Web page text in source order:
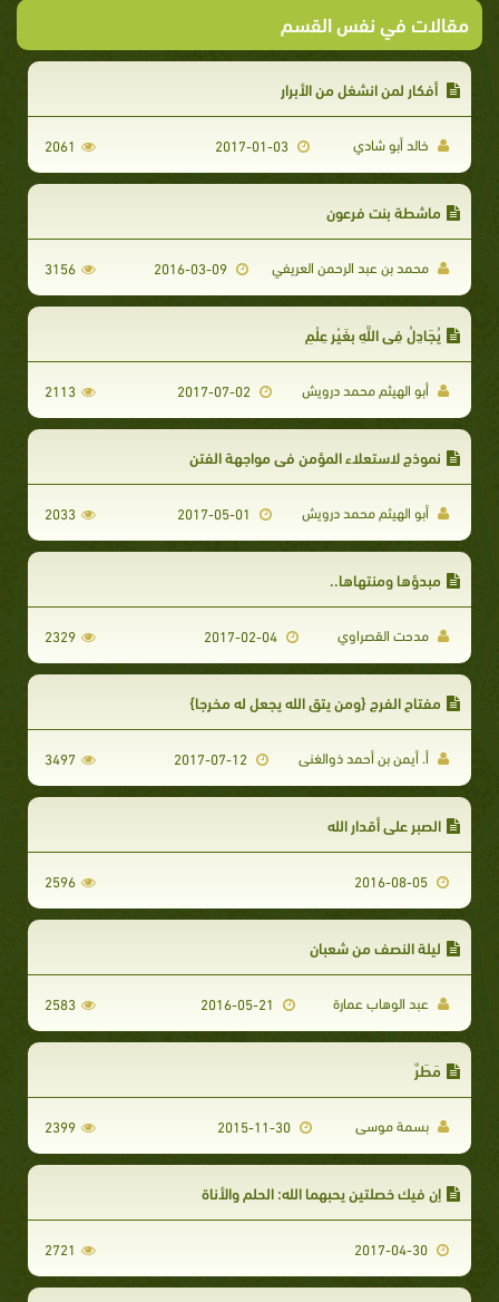
مقالات في نفس القسم
أفكار لمن انشغل من الأبرار
خالد أبو شادي 2061
ماشطة بنت فرعون
محمد بن عبد الرحمن العريفي 3156
يُجَادِلُ فِي اللَّهِ بِغَيْرِ عِلْمٍ
أبو الهيثم محمد درويش 2113
نموذج لاستعلاء المؤمن في مواجهة الفتن
أبو الهيثم محمد درويش 2033
مبدؤها ومنتهاها..
مدحت القصراوي 2017-02-04
2329
مفتاح الفرج {ومن يتق الله يجعل له مخرجا}
أ. أيمن بن أحمد ذوالغنى 3497
الصبر على أقدار الله
2596
ليلة النصف من شعبان
عبد الوهاب عمارة 2583
مَطَرٌ
بسمة موسى 2015-11-30
2399
إن فيك خصلتين يحبهما الله: الحلم والأناة
2721